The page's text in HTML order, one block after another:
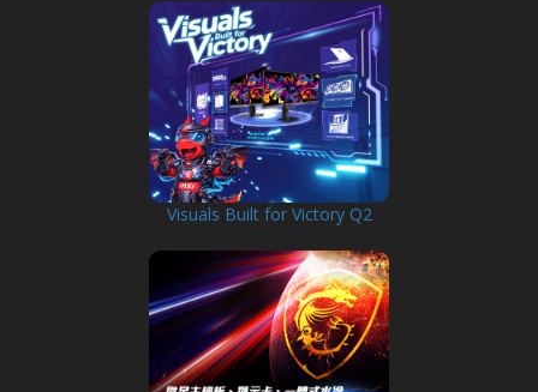
Visuals Built for Victory Q2